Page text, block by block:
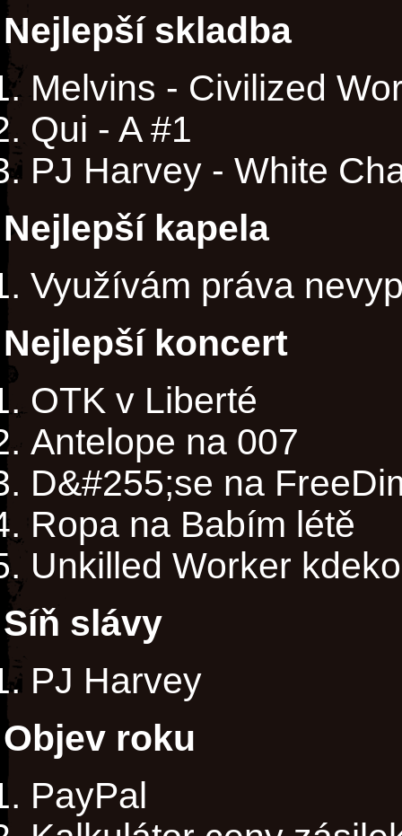
Nejlepší skladba
Melvins - Civilized
Qui - A #1
PJ Harvey - White
Nejlepší kapela
Využívám práva
Nejlepší koncert
OTK v Liberté
Antelope na 007
D&#255;se na
Ropa na Babím létě
Unkilled Worker
Síň slávy
PJ Harvey
Objev roku
PayPal